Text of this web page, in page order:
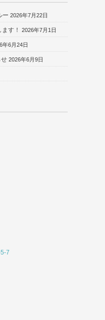
ー 2026年7月22日
す！ 2026年7月1日
年6月24日
2026年6月9日
7